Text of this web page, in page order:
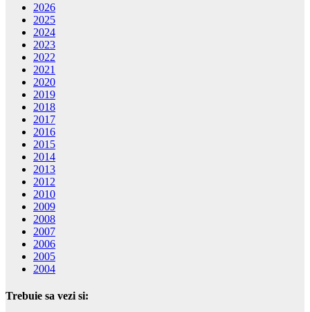
2026
2025
2024
2023
2022
2021
2020
2019
2018
2017
2016
2015
2014
2013
2012
2010
2009
2008
2007
2006
2005
2004
Trebuie sa vezi si: